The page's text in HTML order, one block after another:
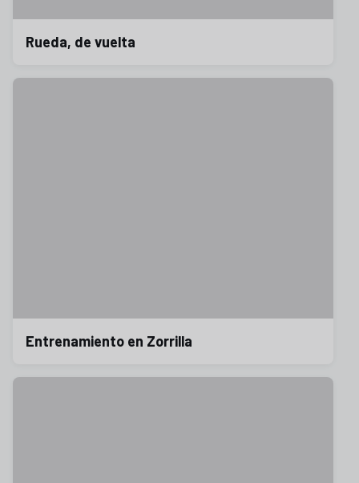
Rueda, de vuelta
Entrenamiento en Zorrilla